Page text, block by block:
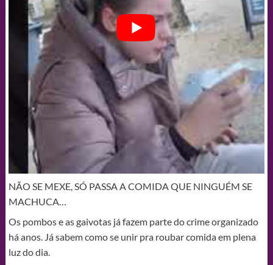
NÃO SE MEXE, SÓ PASSA A COMIDA QUE NINGUÉM SE
MACHUCA…
Os pombos e as gaivotas já fazem parte do crime organizado
há anos. Já sabem como se unir pra roubar comida em plena
luz do dia.